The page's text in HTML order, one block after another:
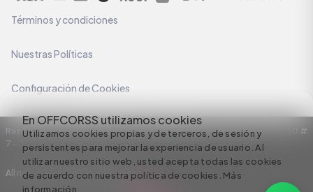
En OFFCORSS utilizamos cookies
Utilizamos cookies propias y de terceros, de sesión y
persistentes para mejorar la experiencia de usuario. Al
utilizar nuestro sitio web, usted acepta todas las cookies
de acuerdo con nuestra política de cookies. Más
información
Términos y condiciones
Nuestras Políticas
Configuración de Cookies
Razón Social: C.I HERMECO S.A. NIT: 890924167-6 Dirección: Carrera 50 #
7 – 35
All rights reserved empowered by